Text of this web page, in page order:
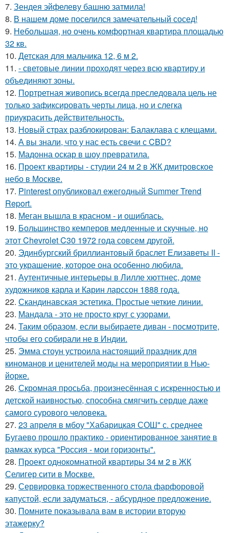
7. Зендея эйфелеву башню затмила!
8. В нашем доме поселился замечательный сосед!
9. Небольшая, но очень комфортная квартира площадью
32 кв.
10. Детская для мальчика 12, 6 м 2.
11. - световые линии проходят через всю квартиру и
объединяют зоны.
12. Портретная живопись всегда преследовала цель не
только зафиксировать черты лица, но и слегка
приукрасить действительность.
13. Новый страх разблокирован: Балаклава с клещами.
14. А вы знали, что у нас есть свечи с CBD?
15. Мадонна оскар в шоу превратила.
16. Проект квартиры - студии 24 м 2 в ЖК дмитровское
небо в Москве.
17. Pinterest опубликовал ежегодный Summer Trend
Report.
18. Меган вышла в красном - и ошиблась.
19. Большинство кемперов медленные и скучные, но
этот Chevrolet C30 1972 года совсем другой.
20. Эдинбургский бриллиантовый браслет Елизаветы II -
это украшение, которое она особенно любила.
21. Аутентичные интерьеры в Лилле хюттнес, доме
художников карла и Карин ларссон 1888 года.
22. Скандинавская эстетика. Простые четкие линии.
23. Мандала - это не просто круг с узорами.
24. Таким образом, если выбираете диван - посмотрите,
чтобы его собирали не в Индии.
25. Эмма стоун устроила настоящий праздник для
киноманов и ценителей моды на мероприятии в Нью-
йорке.
26. Скромная просьба, произнесённая с искренностью и
детской наивностью, способна смягчить сердце даже
самого сурового человека.
27. 23 апреля в мбоу "Хабарицкая СОШ" с. среднее
Бугаево прошло практико - ориентированное занятие в
рамках курса "Россия - мои горизонты".
28. Проект однокомнатной квартиры 34 м 2 в ЖК
Селигер сити в Москве.
29. Сервировка торжественного стола фарфоровой
капустой, если задуматься, - абсурдное предложение.
30. Помните показывала вам в истории вторую
этажерку?